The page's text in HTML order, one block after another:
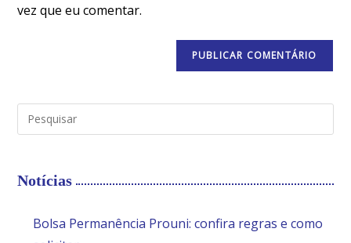
vez que eu comentar.
Notícias
Bolsa Permanência Prouni: confira regras e como